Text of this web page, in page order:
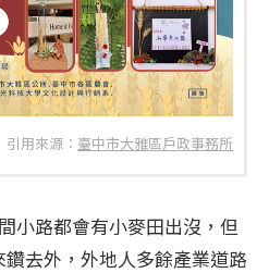
引用來源： 臺中市大雅區戶政事務所
小路都會有小麥田出沒，但
去外，外地人多餘產業道路